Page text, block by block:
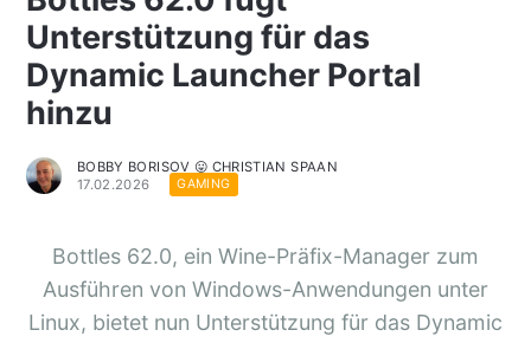
Unterstützung für das
Dynamic Launcher Portal
hinzu
BOBBY BORISOV 😛 CHRISTIAN SPAAN
17.02.2026
GAMING
Bottles 62.0, ein Wine-Präfix-Manager zum
Ausführen von Windows-Anwendungen unter
Linux, bietet nun Unterstützung für das Dynamic